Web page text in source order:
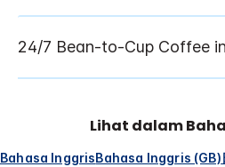
Lihat dalam
Bahasa InggrisBahasa Inggris (GB)